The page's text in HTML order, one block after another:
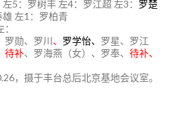
5：罗树丰 左4：罗江超 左3： 罗楚
左1：罗柏青
罗勋、罗川、 罗学怡、 罗星、罗江
待补、罗海燕（女）、罗奉、 待补、
，摄于丰台总后北京基地会议室。